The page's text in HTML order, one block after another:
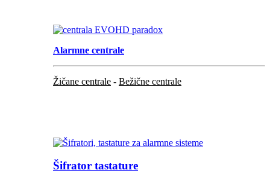
Alarmne centrale
Žičane centrale - Bežične centrale
Šifrator tastature